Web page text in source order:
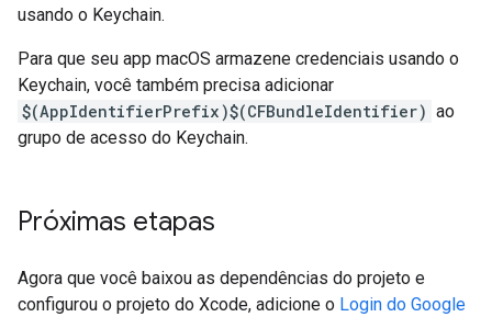
usando o Keychain.
Para que seu app macOS armazene credenciais usando o
Keychain, você também precisa adicionar
$(AppIdentifierPrefix)$(CFBundleIdentifier) ao
grupo de acesso do Keychain.
Próximas etapas
Agora que você baixou as dependências do projeto e
configurou o projeto do Xcode, adicione o Login do Google